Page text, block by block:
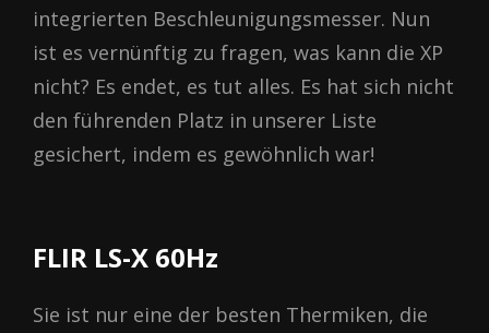
integrierten Beschleunigungsmesser. Nun
ist es vernünftig zu fragen, was kann die XP
nicht? Es endet, es tut alles. Es hat sich nicht
den führenden Platz in unserer Liste
gesichert, indem es gewöhnlich war!
FLІR LЅ-Х 60Нz
Sie ist nur eine der besten Thermiken, die